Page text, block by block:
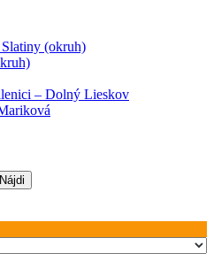
(okruh)
– Dolný Lieskov